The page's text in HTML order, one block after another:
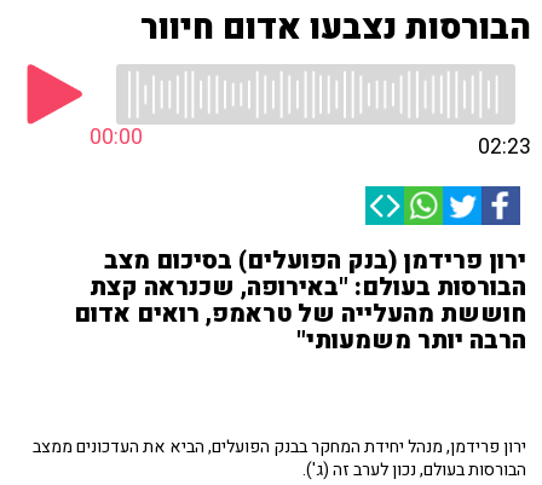
הבורסות נצבעו אדום חיוור
00:00 02:23
ירון פרידמן (בנק הפועלים) בסיכום מצב
הבורסות בעולם: "באירופה, שכנראה קצת
חוששת מהעלייה של טראמפ, רואים אדום
הרבה יותר משמעותי"
ירון פרידמן, מנהל יחידת המחקר בבנק הפועלים, הביא את העדכונים ממצב
הבורסות בעולם, נכון לערב זה (ג').